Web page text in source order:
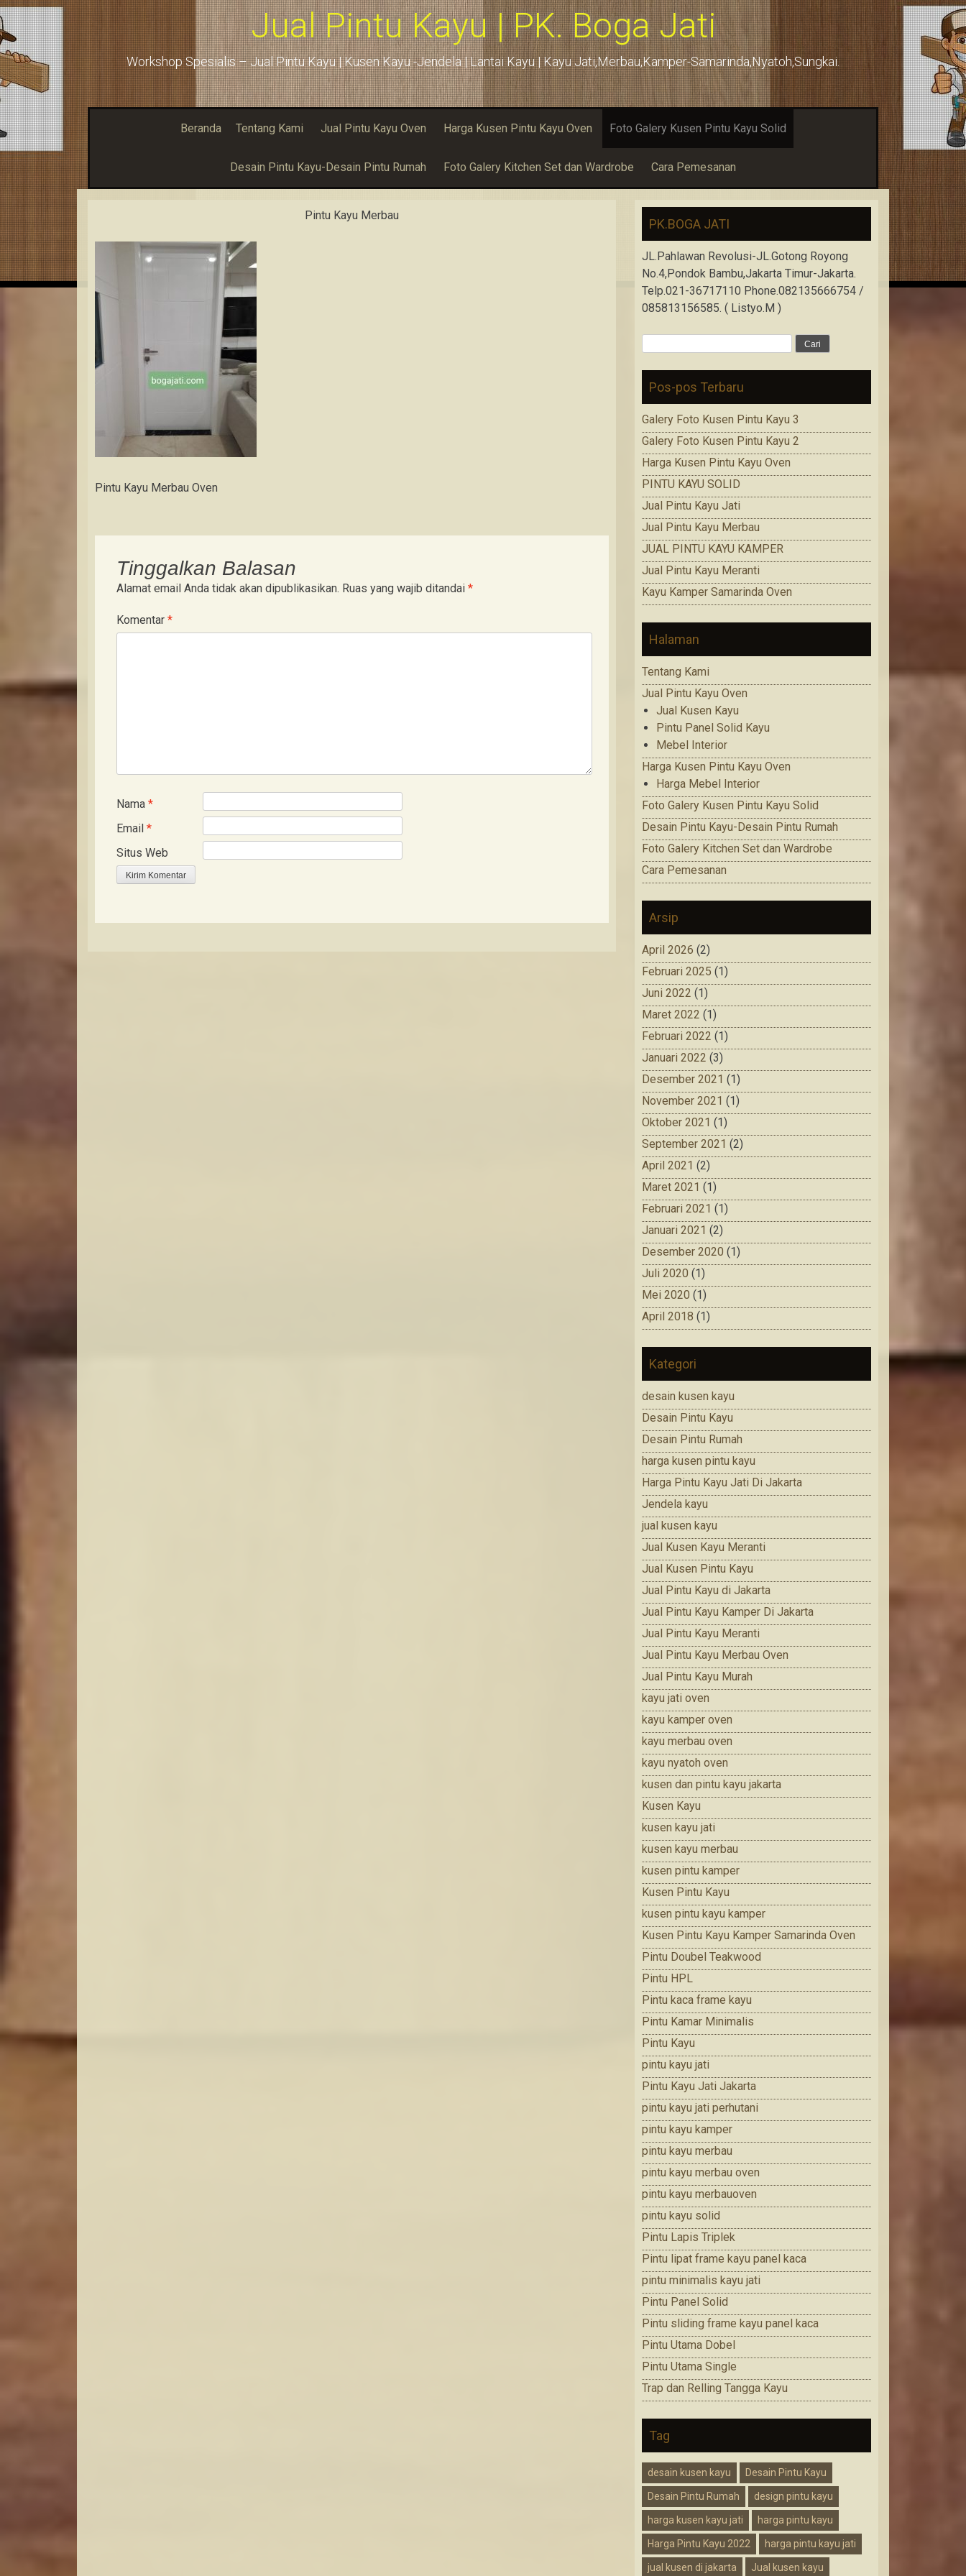
Jual Pintu Kayu | PK. Boga Jati
Workshop Spesialis – Jual Pintu Kayu | Kusen Kayu -Jendela | Lantai Kayu | Kayu Jati,Merbau,Kamper-Samarinda,Nyatoh,Sungkai.
Beranda Tentang Kami Jual Pintu Kayu Oven Harga Kusen Pintu Kayu Oven Foto Galery Kusen Pintu Kayu Solid
Desain Pintu Kayu-Desain Pintu Rumah Foto Galery Kitchen Set dan Wardrobe Cara Pemesanan
Pintu Kayu Merbau
Pintu Kayu Merbau Oven
Tinggalkan Balasan
Alamat email Anda tidak akan dipublikasikan. Ruas yang wajib ditandai *
Komentar *
Nama *
Email *
Situs Web
PK.BOGA JATI
JL.Pahlawan Revolusi-JL.Gotong Royong
No.4,Pondok Bambu,Jakarta Timur-Jakarta.
Telp.021-36717110 Phone.082135666754 /
085813156585. ( Listyo.M )
Pos-pos Terbaru
Galery Foto Kusen Pintu Kayu 3
Galery Foto Kusen Pintu Kayu 2
Harga Kusen Pintu Kayu Oven
PINTU KAYU SOLID
Jual Pintu Kayu Jati
Jual Pintu Kayu Merbau
JUAL PINTU KAYU KAMPER
Jual Pintu Kayu Meranti
Kayu Kamper Samarinda Oven
Halaman
Tentang Kami
Jual Pintu Kayu Oven
Jual Kusen Kayu
Pintu Panel Solid Kayu
Mebel Interior
Harga Kusen Pintu Kayu Oven
Harga Mebel Interior
Foto Galery Kusen Pintu Kayu Solid
Desain Pintu Kayu-Desain Pintu Rumah
Foto Galery Kitchen Set dan Wardrobe
Cara Pemesanan
Arsip
April 2026 (2)
Februari 2025 (1)
Juni 2022 (1)
Maret 2022 (1)
Februari 2022 (1)
Januari 2022 (3)
Desember 2021 (1)
November 2021 (1)
Oktober 2021 (1)
September 2021 (2)
April 2021 (2)
Maret 2021 (1)
Februari 2021 (1)
Januari 2021 (2)
Desember 2020 (1)
Juli 2020 (1)
Mei 2020 (1)
April 2018 (1)
Kategori
desain kusen kayu
Desain Pintu Kayu
Desain Pintu Rumah
harga kusen pintu kayu
Harga Pintu Kayu Jati Di Jakarta
Jendela kayu
jual kusen kayu
Jual Kusen Kayu Meranti
Jual Kusen Pintu Kayu
Jual Pintu Kayu di Jakarta
Jual Pintu Kayu Kamper Di Jakarta
Jual Pintu Kayu Meranti
Jual Pintu Kayu Merbau Oven
Jual Pintu Kayu Murah
kayu jati oven
kayu kamper oven
kayu merbau oven
kayu nyatoh oven
kusen dan pintu kayu jakarta
Kusen Kayu
kusen kayu jati
kusen kayu merbau
kusen pintu kamper
Kusen Pintu Kayu
kusen pintu kayu kamper
Kusen Pintu Kayu Kamper Samarinda Oven
Pintu Doubel Teakwood
Pintu HPL
Pintu kaca frame kayu
Pintu Kamar Minimalis
Pintu Kayu
pintu kayu jati
Pintu Kayu Jati Jakarta
pintu kayu jati perhutani
pintu kayu kamper
pintu kayu merbau
pintu kayu merbau oven
pintu kayu merbauoven
pintu kayu solid
Pintu Lapis Triplek
Pintu lipat frame kayu panel kaca
pintu minimalis kayu jati
Pintu Panel Solid
Pintu sliding frame kayu panel kaca
Pintu Utama Dobel
Pintu Utama Single
Trap dan Relling Tangga Kayu
Tag
desain kusen kayu Desain Pintu Kayu
Desain Pintu Rumah design pintu kayu
harga kusen kayu jati harga pintu kayu
Harga Pintu Kayu 2022 harga pintu kayu jati
jual kusen di jakarta Jual kusen kayu